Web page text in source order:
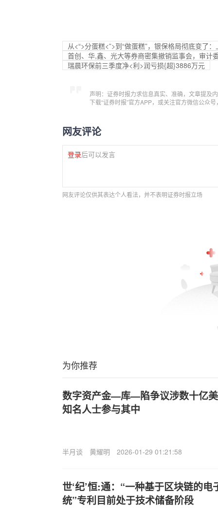
从<“>分蛋糕<”>到“做蛋糕”，银保格局彻底变了
首创、华,鑫、光大等券商密集撤销监事会，审计
瑞晨环保前三季度净<利>润亏损{超}3886万元
声明：证券时报力求信息真实、准确，文章提及
下载“证券时报”官方APP，或关注官方微信公众
网友评论
登录后可以发言
网友评论仅供其表达个人看法，并不表明证券时报立场
为你推荐
数字资产金—库—陷争议涉数十亿
知名人士参与其中
半月谈 黄耀明 2026-01-29 01:21:58
世‘纪’恒:通：“一种基于区块链的
统”专利目前处于技术储备阶段